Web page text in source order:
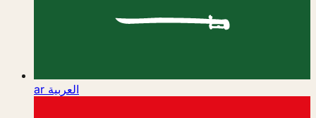
ar العربية